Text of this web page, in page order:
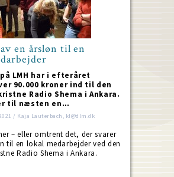
en årsløn til en
LMH har i efteråret
90.000 kroner ind til den
Radio Shema i Ankara.
til næsten en…
/ Kaja Lauterbach, kl@dlm.dk
– eller omtrent det, der svarer
til en lokal medarbejder ved den
Radio Shema i Ankara.